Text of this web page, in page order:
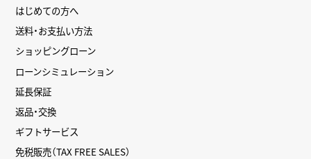
はじめての方へ
送料・お支払い方法
ショッピングローン
ローンシミュレーション
延長保証
返品・交換
ギフトサービス
免税販売（TAX FREE SALES）